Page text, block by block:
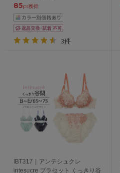
85pt獲得
3件
IBT317｜アンテシュクレ
intesucre ブラセット くっきり谷